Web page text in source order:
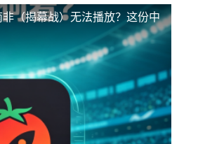
（揭幕战）无法播放？这份中